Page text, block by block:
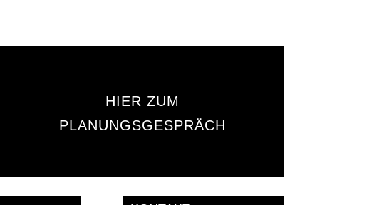
HIER ZUM
PLANUNGSGESPRÄCH